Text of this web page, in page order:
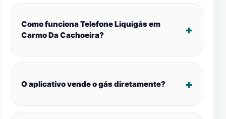
Como funciona Telefone Liquigás em
Carmo Da Cachoeira?
O aplicativo vende o gás diretamente?